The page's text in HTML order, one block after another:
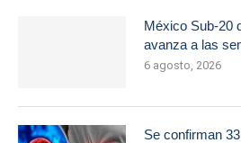
México Sub-20
avanza a las
6 agosto, 2026
Se confirman